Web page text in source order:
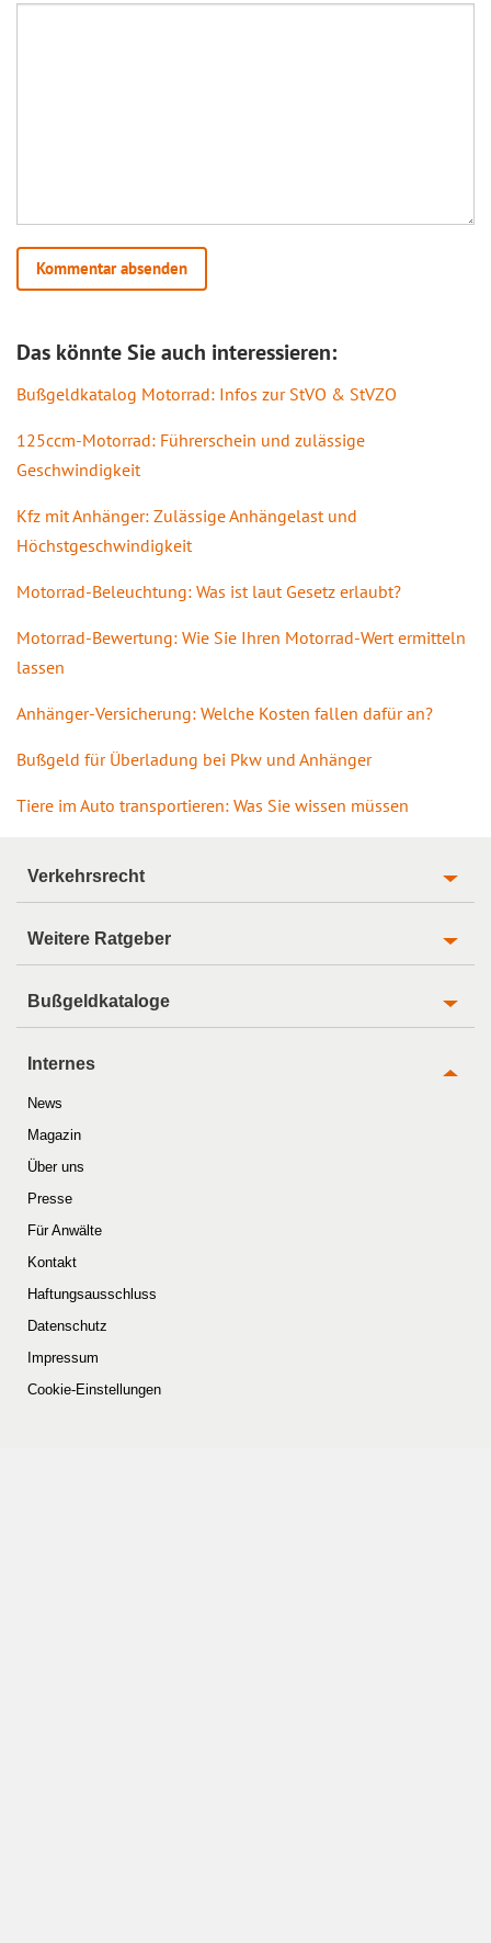
Das könnte Sie auch interessieren:
Bußgeldkatalog Motorrad: Infos zur StVO & StVZO
125ccm-Motorrad: Führerschein und zulässige
Geschwindigkeit
Kfz mit Anhänger: Zulässige Anhängelast und
Höchstgeschwindigkeit
Motorrad-Beleuchtung: Was ist laut Gesetz erlaubt?
Motorrad-Bewertung: Wie Sie Ihren Motorrad-Wert ermitteln
lassen
Anhänger-Versicherung: Welche Kosten fallen dafür an?
Bußgeld für Überladung bei Pkw und Anhänger
Tiere im Auto transportieren: Was Sie wissen müssen
Verkehrsrecht
Weitere Ratgeber
Bußgeldkataloge
Internes
News
Magazin
Über uns
Presse
Für Anwälte
Kontakt
Haftungsausschluss
Datenschutz
Impressum
Cookie-Einstellungen